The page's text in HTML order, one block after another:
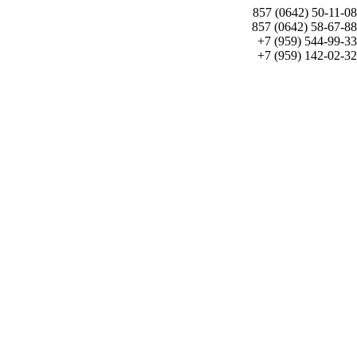
857 (0642) 50-11-08
857 (0642) 58-67-88
+7 (959) 544-99-33
+7 (959) 142-02-32